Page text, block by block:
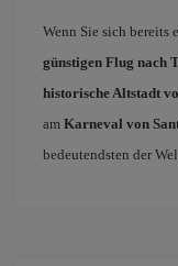
Wenn Sie sich bereits
günstigen Flug nach
historische Altstadt
am Karneval von
bedeutendsten der